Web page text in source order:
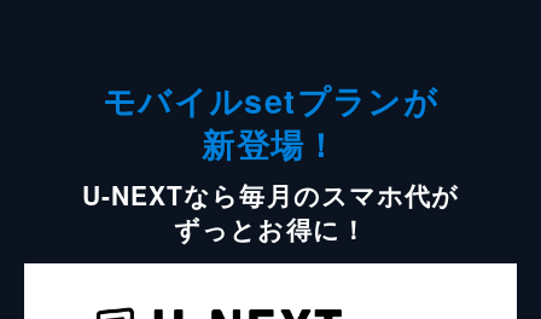
モバイルsetプランが
新登場！
U-NEXTなら毎月のスマホ代が
ずっとお得に！